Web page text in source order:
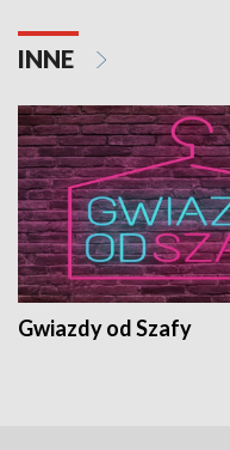
INNE
Gwiazdy od Szafy